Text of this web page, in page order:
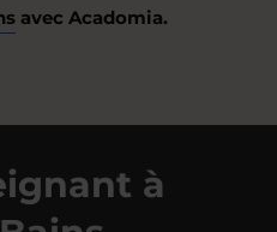
avec Acadomia.
à